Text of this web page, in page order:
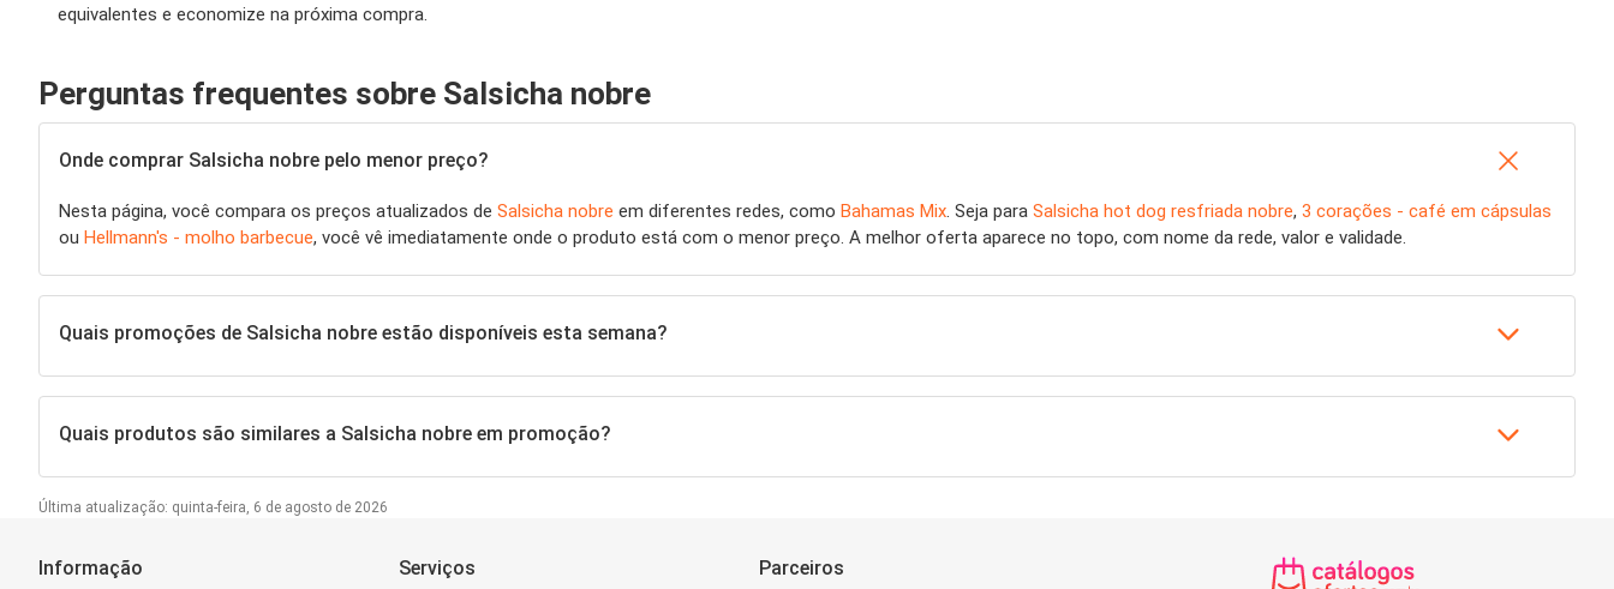
equivalentes e economize na próxima compra.
Perguntas frequentes sobre Salsicha nobre
Onde comprar Salsicha nobre pelo menor preço?
Nesta página, você compara os preços atualizados de Salsicha nobre em diferentes redes, como Bahamas Mix . Seja para Salsicha hot dog resfriada nobre, 3 corações - café em cápsulas
ou Hellmann's - molho barbecue, você vê imediatamente onde o produto está com o menor preço. A melhor oferta aparece no topo, com nome da rede, valor e validade.
Quais promoções de Salsicha nobre estão disponíveis esta semana?
Quais produtos são similares a Salsicha nobre em promoção?
Última atualização: quinta-feira, 6 de agosto de 2026
Informação Serviços Parceiros